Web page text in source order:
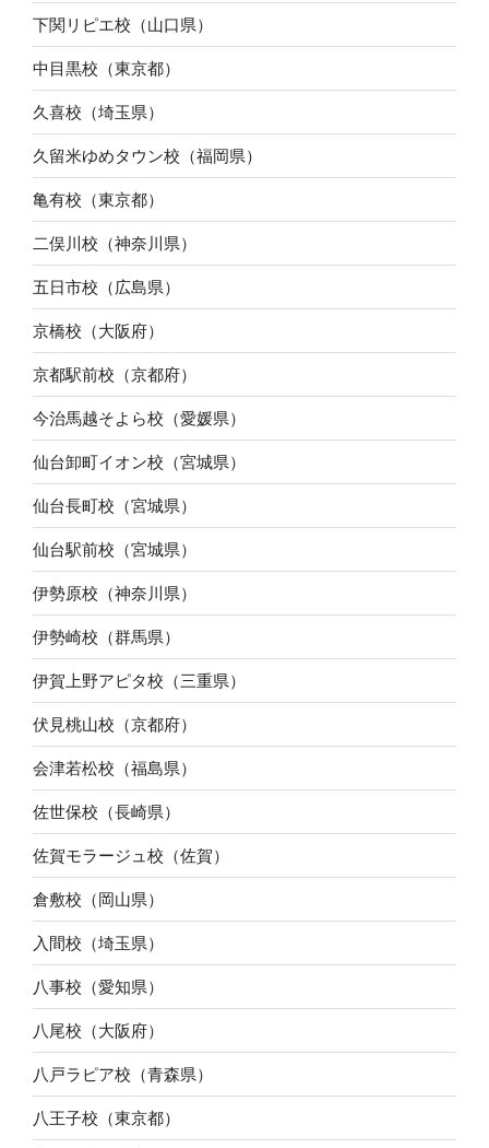
下関リピエ校（山口県）
中目黒校（東京都）
久喜校（埼玉県）
久留米ゆめタウン校（福岡県）
亀有校（東京都）
二俣川校（神奈川県）
五日市校（広島県）
京橋校（大阪府）
京都駅前校（京都府）
今治馬越そよら校（愛媛県）
仙台卸町イオン校（宮城県）
仙台長町校（宮城県）
仙台駅前校（宮城県）
伊勢原校（神奈川県）
伊勢崎校（群馬県）
伊賀上野アピタ校（三重県）
伏見桃山校（京都府）
会津若松校（福島県）
佐世保校（長崎県）
佐賀モラージュ校（佐賀）
倉敷校（岡山県）
入間校（埼玉県）
八事校（愛知県）
八尾校（大阪府）
八戸ラピア校（青森県）
八王子校（東京都）